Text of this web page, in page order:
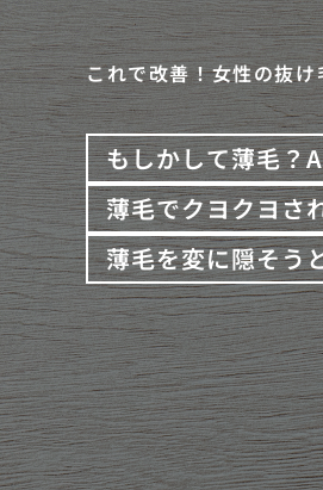
これで改善！女性の抜け
もしかして薄毛？
薄毛でクヨクヨさ
薄毛を変に隠そう